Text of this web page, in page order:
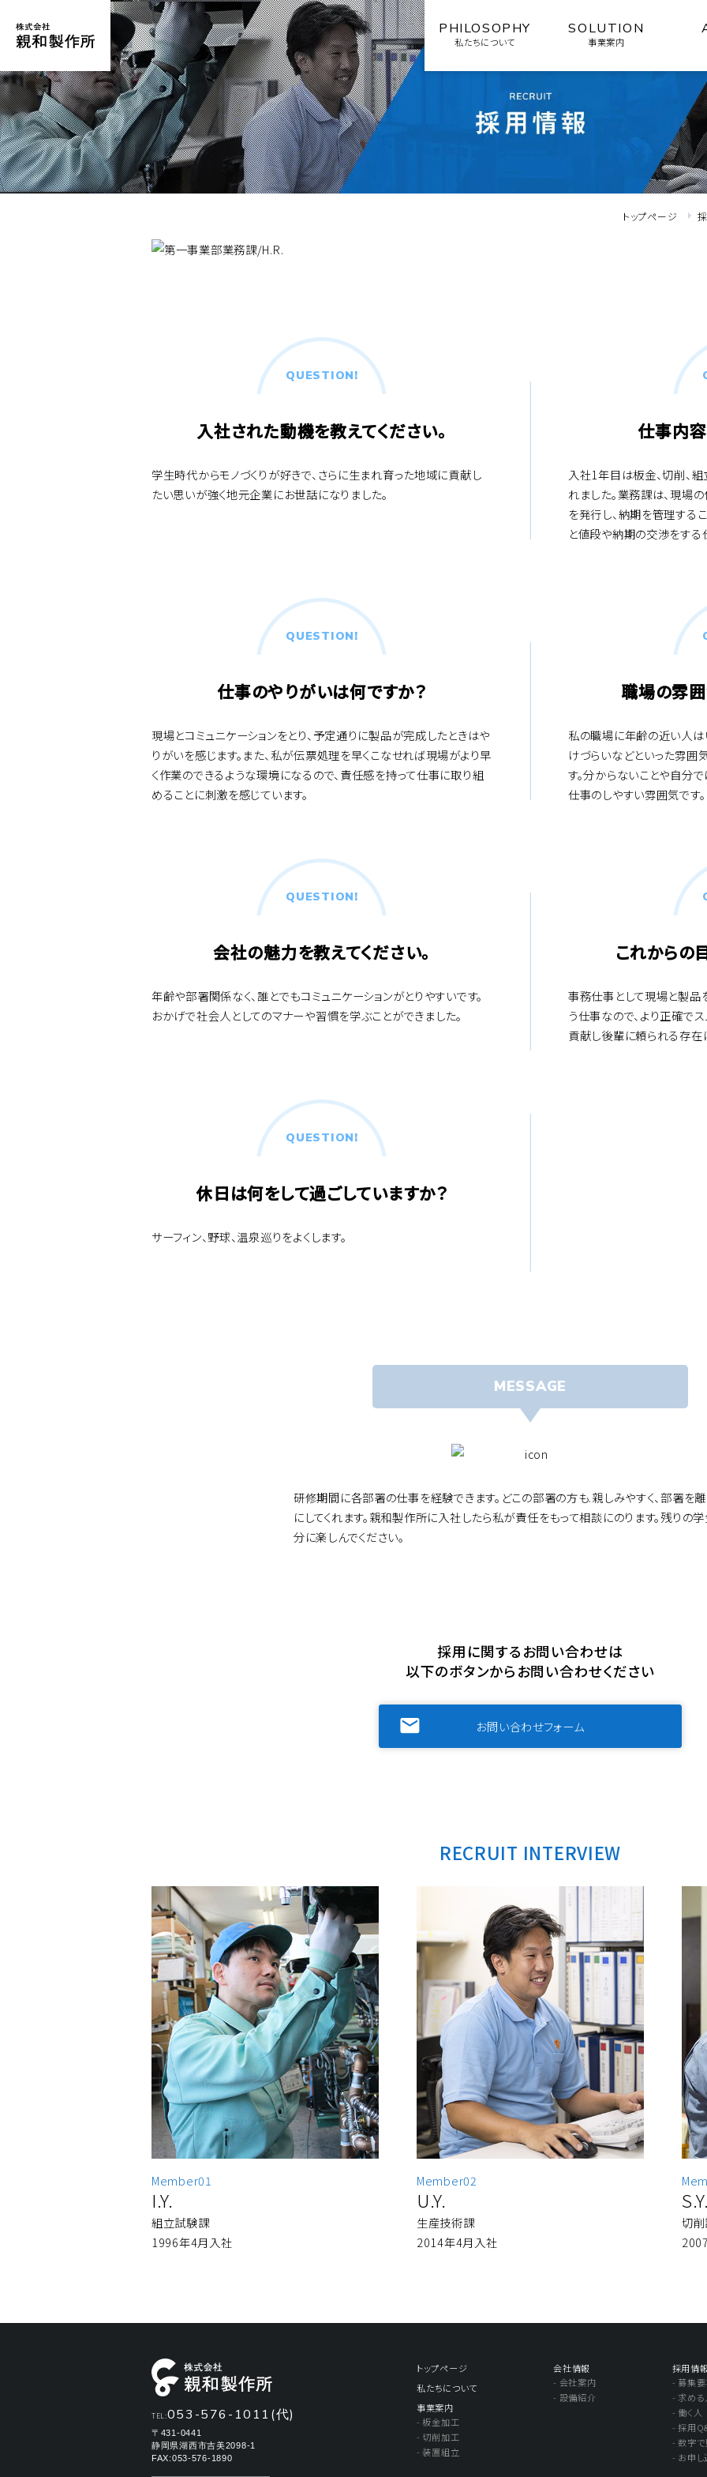
PHILOSOPHY
私たちについて
SOLUTION
事業案内
トップページ
QUESTION!
入社された動機を教えてください。
学生時代からモノづくりが好きで、さらに生まれ育った地域に貢献し
たい思いが強く地元企業にお世話になりました。
仕事内容
入社1年目は板金、切削、
れました。業務課は、現場
を発行し、納期を管理する
と値段や納期の交渉をする
QUESTION!
仕事のやりがいは何ですか？
現場とコミュニケーションをとり、予定通りに製品が完成したときはや
りがいを感じます。また、私が伝票処理を早くこなせれば現場がより早
く作業のできるような環境になるので、責任感を持って仕事に取り組
めることに刺激を感じています。
職場の雰囲
私の職場に年齢の近い人は
けづらいなどといった雰囲
す。分からないことや自分
仕事のしやすい雰囲気です。
QUESTION!
会社の魅力を教えてください。
年齢や部署関係なく、誰とでもコミュニケーションがとりやすいです。
おかげで社会人としてのマナーや習慣を学ぶことができました。
これからの
事務仕事として現場と製品
う仕事なので、より正確で
貢献し後輩に頼られる存在
QUESTION!
休日は何をして過ごしていますか？
サーフィン、野球、温泉巡りをよくします。
MESSAGE
研修期間に各部署の仕事を経験できます。どこの部署の方も.親しみやすく、部署を
にしてくれます。親和製作所に入社したら私が責任をもって相談にのります。残りの
分に楽しんでください。
採用に関するお問い合わせは
以下のボタンからお問い合わせください
markunread お問い合わせフォーム
RECRUIT INTERVIEW
Member01
I.Y.
組立試験課
1996年4月入社
Member02
U.Y.
生産技術課
2014年4月入社
S.Y.
切
TEL:053-576-1011(代)
〒431-0441
静岡県湖西市吉美2098-1
FAX:053-576-1890
トップページ
私たちについて
事業案内
- 板金加工
- 切削加工
- 装置組立
会社情報
- 会社案内
- 設備紹介
採用情報
- 募集要
- 求め
- 働く人
- 採用
- 数字で
- お申し